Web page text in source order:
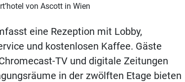
von Ascott in Wien
eine Rezeption mit Lobby,
und kostenlosen Kaffee. Gäste
TV und digitale Zeitungen
in der zwölften Etage bieten